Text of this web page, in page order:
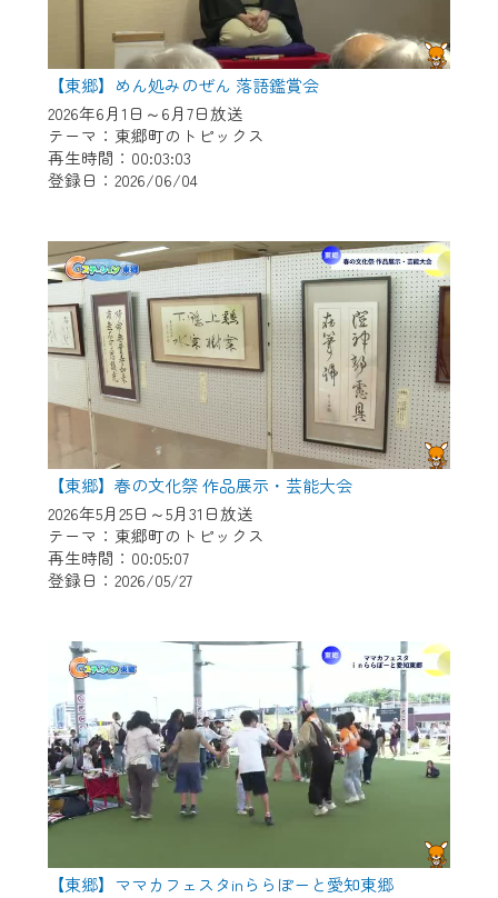
【東郷】めん処みのぜん 落語鑑賞会
2026年6月1日～6月7日放送
テーマ：東郷町のトピックス
再生時間：00:03:03
登録日：2026/06/04
【東郷】春の文化祭 作品展示・芸能大会
2026年5月25日～5月31日放送
テーマ：東郷町のトピックス
再生時間：00:05:07
登録日：2026/05/27
【東郷】ママカフェスタinららぽーと愛知東郷